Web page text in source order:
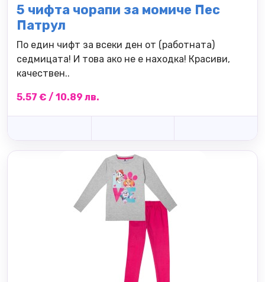
5 чифта чорапи за момиче Пес
Патрул
По един чифт за всеки ден от (работната)
седмицата! И това ако не е находка! Красиви,
качествен..
5.57 € / 10.89 лв.